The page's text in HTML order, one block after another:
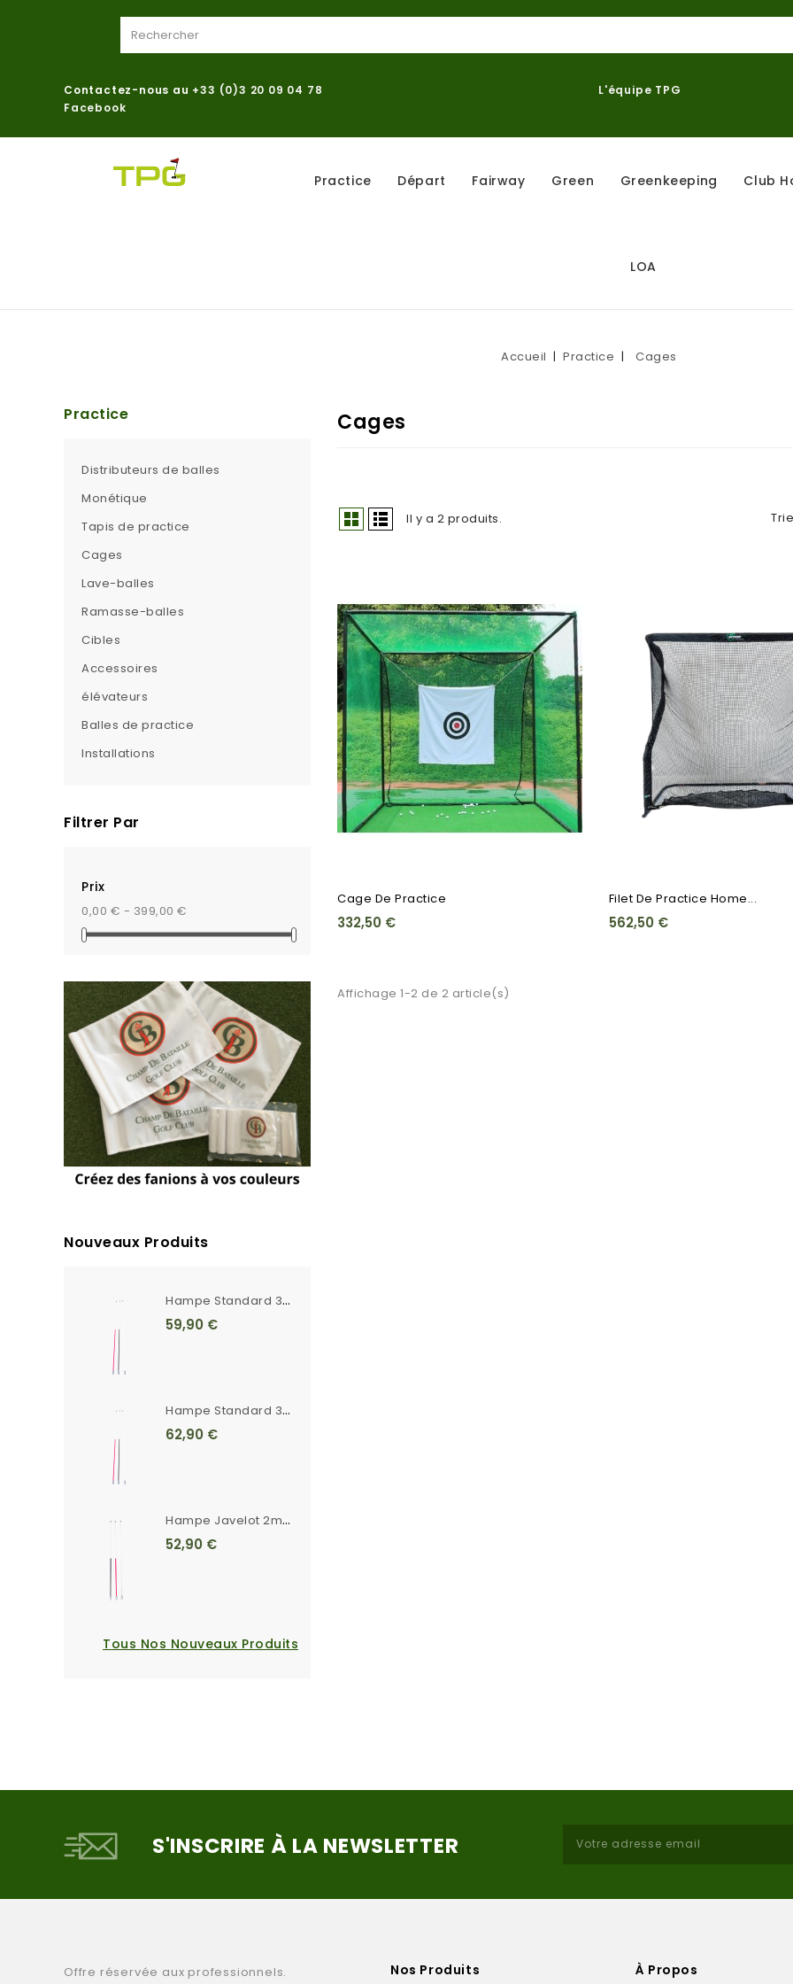
Contactez-nous au +33 (0)3 20 09 04 78
L'équipe TPG
Facebook
Practice Départ Fairway Green Greenkeeping Club
LOA
Accueil Practice Cages
Practice
Distributeurs de balles
Monétique
Tapis de practice
Cages
Lave-balles
Ramasse-balles
Cibles
Accessoires
élévateurs
Balles de practice
Installations
Filtrer Par
Prix
0,00 € - 399,00 €
Nouveaux Produits
H
Ampe Standard 3m Unie Blanche Ferrule Crantée
59,90 €
H
Ampe Standard 3m Rayée Ferrule Crantée
62,90 €
H
Ampe Javelot 2m20 Unie Blanche Ferrule Crantée
52,90 €
Tous Nos Nouveaux Produits
Cages
Il y a 2 produits.
Cage De Practice
332,50 €
Filet De Practice Home...
562,50 €
Affichage 1-2 de 2 article(s)
S'INSCRIRE À LA NEWSLETTER
Offre réservée aux professionnels. Nos Produits À Propos